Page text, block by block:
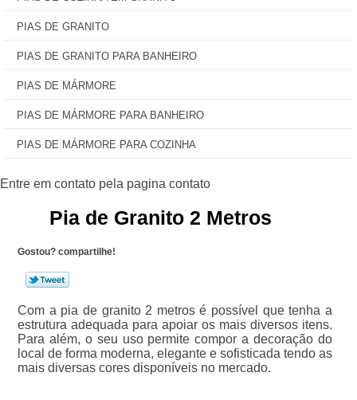
PIAS DE GRANITO
PIAS DE GRANITO PARA BANHEIRO
PIAS DE MÁRMORE
PIAS DE MÁRMORE PARA BANHEIRO
PIAS DE MÁRMORE PARA COZINHA
Pia de Granito 2 Metros
Gostou? compartilhe!
Com a pia de granito 2 metros é possível que tenha a
estrutura adequada para apoiar os mais diversos itens.
Para além, o seu uso permite compor a decoração do
local de forma moderna, elegante e sofisticada tendo as
mais diversas cores disponíveis no mercado.